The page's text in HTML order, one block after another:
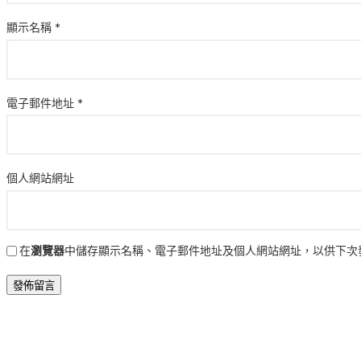
顯示名稱 *
電子郵件地址 *
個人網站網址
在瀏覽器中儲存顯示名稱、電子郵件地址及個人網站網址，以供下次